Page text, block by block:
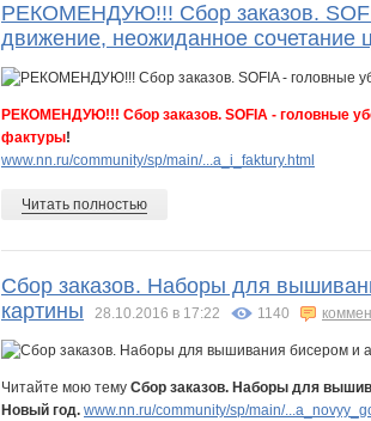
РЕКОМЕНДУЮ!!! Сбор заказов.
движение, неожиданное сочетание
РЕКОМЕНДУЮ!!! Сбор заказов. SOFIA - головные
фактуры!
www.nn.ru/community/sp/main/...a_i_faktury.html
Читать полностью
Сбор заказов. Наборы для
картины
28.10.2016 в 17:22 1140
Читайте мою тему Сбор заказов. Наборы для
Новый год. www.nn.ru/community/sp/main/